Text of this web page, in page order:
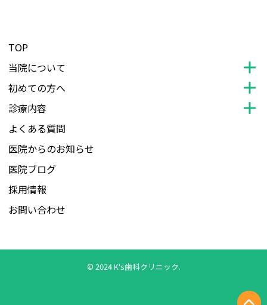
TOP
当院について
初めての方へ
診療内容
よくある質問
医院からのお知らせ
医院ブログ
採用情報
お問い合わせ
© 2024 K's歯科クリニック.